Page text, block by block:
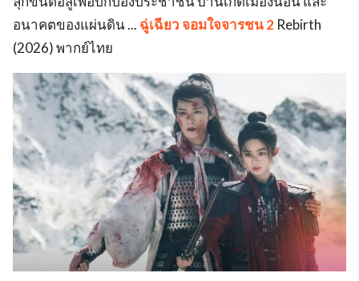
อนาคตของแผ่นดิน ... ฉู่เฉียว จอมใจจารชน 2 Rebirth
(2026) พากย์ไทย